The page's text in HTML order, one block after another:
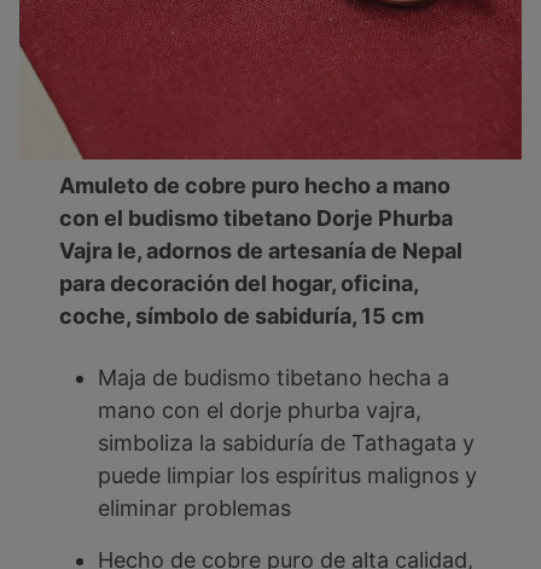
Amuleto de cobre puro hecho a mano
con el budismo tibetano Dorje Phurba
Vajra le, adornos de artesanía de Nepal
para decoración del hogar, oficina,
coche, símbolo de sabiduría, 15 cm
Maja de budismo tibetano hecha a
mano con el dorje phurba vajra,
simboliza la sabiduría de Tathagata y
puede limpiar los espíritus malignos y
eliminar problemas
Hecho de cobre puro de alta calidad,